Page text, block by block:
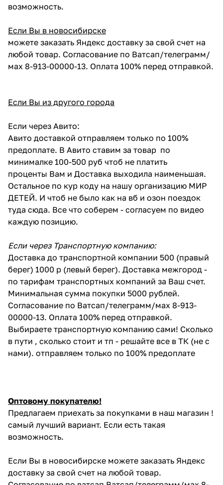
возможность.
Если Вы в новосибирске
можете заказать Яндекс доставку за свой счет на
любой товар. Согласование по Ватсап/телеграмм/
мах 8-913-00000-13. Оплата 100% перед отправкой.
Если Вы из другого города
Если через Авито:
Авито доставкой отправляем только по 100%
предоплате. В Авито ставим за товар по
минималке 100-500 руб чтоб не платить
проценты Вам и Доставка выходила наименьшая.
Остальное по кур коду на нашу организацию МИР
ДЕТЕЙ. И чтоб не было как на вб и озон поездок
туда сюда. Все что соберем - согласуем по видео
каждую позицию.
Если через Транспортную компанию:
Доставка до транспортной компании 500 (правый
берег) 1000 р (левый берег). Доставка межгород -
по тарифам транспортных компаний за Ваш счет.
Минимальная сумма покупки 5000 рублей.
Согласование по Ватсап/телеграмм/мах 8-913-
00000-13. Оплата 100% перед отправкой.
Выбираете транспортную компанию сами! Сколько
в пути , сколько стоит и тп - решайте все в ТК (не с
нами). отправляем только по 100% предоплате
Оптовому покупателю!
Предлагаем приехать за покупками в наш магазин !
самый лучший вариант. Если есть такая
возможность.
Если Вы в новосибирске можете заказать Яндекс
доставку за свой счет на любой товар.